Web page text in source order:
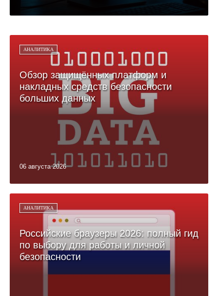
АНАЛИТИКА
Обзор защищённых платформ и
накладных средств безопасности
больших данных
06 августа 2026
АНАЛИТИКА
Российские браузеры 2026: полный гид
по выбору для работы и личной
безопасности